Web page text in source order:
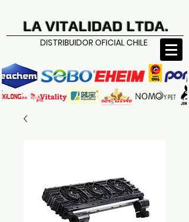
LA VITALIDAD LTDA.
DISTRIBUIDOR OFICIAL CHILE